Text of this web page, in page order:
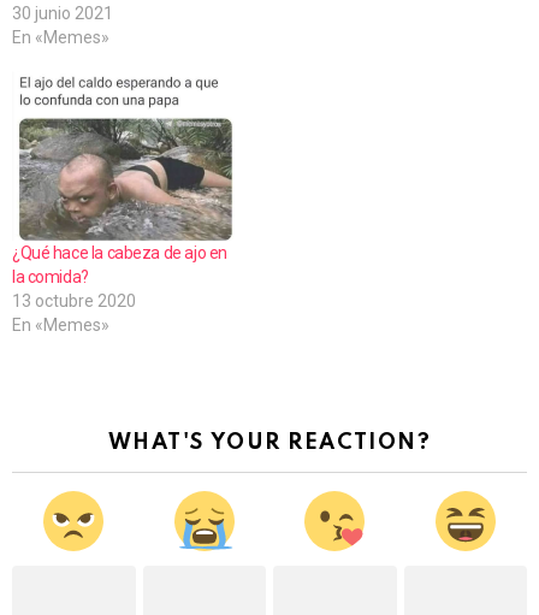
30 junio 2021
En «Memes»
¿Qué hace la cabeza de ajo en
la comida?
13 octubre 2020
En «Memes»
WHAT'S YOUR REACTION?